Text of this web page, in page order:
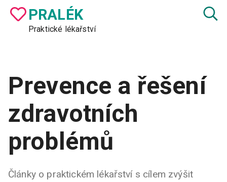
PRALÉK
Praktické lékařství
Prevence a řešení
zdravotních
problémů
Články o praktickém lékařství s cílem zvýšit